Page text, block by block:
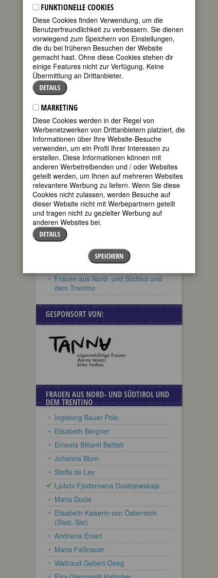
Biografie
BIOGRAFIE
Der deutsche Text wird hier in Kürze
erscheinen. Bis dahin verweisen wir auf
die FemBiografie auf Russisch (klicken
Sie oben auf die russ. Landesfarben).
Sollten Sie RechteinhaberIn eines
Bildes und mit der Verwendung auf
dieser Seite nicht einverstanden
sein, setzen Sie sich bitte mit Fembio
in Verbindung.
FEMBIO-SPECIALS
Frauen aus Nord- und Südtirol und
dem Trentino
GESPONSORT VON:
FRAUEN AUS NORD- UND SÜDTIROL UND
DEM TRENTINO
Ingeborg Bauer Polo
Elisabeth Bergner
Ernesta Bittanti Battisti
Johanna Blum
Steffa de Ley
Ljubóv Fjodorowna Dostojewskaja
Maria Ducia
Elisabeth Kaiserin von Österreich
(Sissi, Sisi)
Andreina Emeri
Maria Faßnauer
Waltraud Gebert-Deeg
FUNKTIONELLE COOKIES
Diese Cookies finden Verwendung, um die
Benutzerfreundlichkeit zu verbessern. Sie dienen
vorwiegend zum Speichern von Einstellungen,
die du bei früheren Besuchen der Website
gemacht hast. Ohne diese Cookies stehen dir
einige Features nicht zur Verfügung. Keine
Übermittlung an Drittanbieter.
DETAILS
MARKETING
Diese Cookies werden in der Regel von
Werbenetzwerken von Drittanbietern platziert, die
Informationen über Ihre Website-Besuche
verwenden, um ein Profil Ihrer Interessen zu
erstellen. Diese Informationen können mit
anderen Werbetreibenden und / oder Websites
geteilt werden, um Ihnen auf mehreren Websites
relevantere Werbung zu liefern. Wenn Sie diese
Cookies nicht zulassen, werden Besuche auf
dieser Website nicht mit Werbepartnern geteilt
und tragen nicht zu gezielter Werbung auf
anderen Websites bei.
DETAILS
SPEICHERN